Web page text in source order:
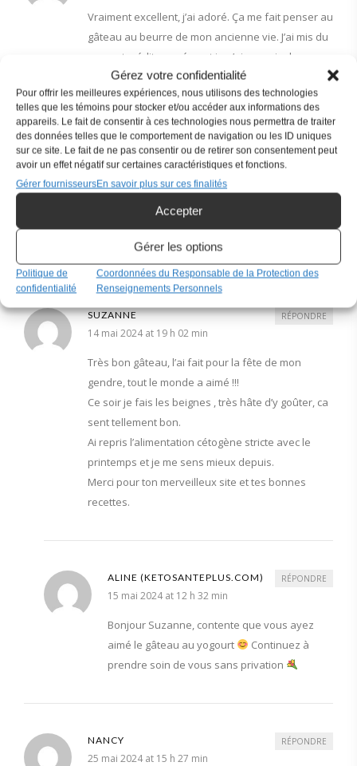
Gérez votre confidentialité
Pour offrir les meilleures expériences, nous utilisons des technologies
telles que les témoins pour stocker et/ou accéder aux informations des
appareils. Le fait de consentir à ces technologies nous permettra de traiter
des données telles que le comportement de navigation ou les ID uniques
sur ce site. Le fait de ne pas consentir ou de retirer son consentement peut
avoir un effet négatif sur certaines caractéristiques et fonctions.
Gérer fournisseursEn savoir plus sur ces finalités
Accepter
Gérer les options
Politique de
confidentialité
Coordonnées du Responsable de la Protection des
Renseignements Personnels
Vraiment excellent, j’ai adoré. Ça me fait penser au
gâteau au beurre de mon ancienne vie. J’ai mis du
yogourt méditerranéen et je n’ai pas mis de
glaçage
ALINE (KETOSANTEPLUS.COM)
8 avril 2024 at 7 h 58 min
Contente que vous ayez aimé le gâteau au
yogourt
RÉPONDRE
SUZANNE
14 mai 2024 at 19 h 02 min
Très bon gâteau, l’ai fait pour la fête de mon
gendre, tout le monde a aimé !!!
Ce soir je fais les beignes , très hâte d’y goûter, ca
sent tellement bon.
Ai repris l’alimentation cétogène stricte avec le
printemps et je me sens mieux depuis.
Merci pour ton merveilleux site et tes bonnes
recettes.
RÉPONDRE
ALINE (KETOSANTEPLUS.COM)
15 mai 2024 at 12 h 32 min
Bonjour Suzanne, contente que vous ayez
aimé le gâteau au yogourt
Continuez à
prendre soin de vous sans privation
RÉPONDRE
NANCY
25 mai 2024 at 15 h 27 min
RÉPONDRE